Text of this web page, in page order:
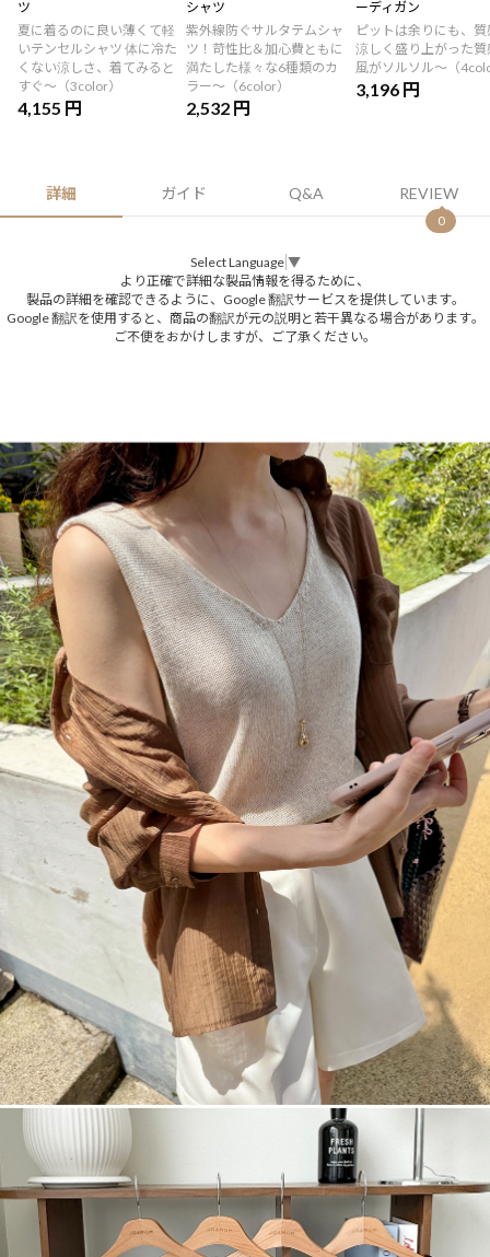
ツ
夏に着るのに良い薄くて軽
いテンセルシャツ 体に冷た
くない涼しさ、着てみると
すぐ〜（3color）
4,155 円
シャツ
紫外線防ぐサルタテムシャ
ツ！苛性比＆加心費ともに
満たした様々な6種類のカ
ラー〜（6color）
2,532 円
ーディガン
ピットは余りにも、質
涼しく盛り上がった質
風がソルソル〜（
3,196 円
詳細 ガイド Q&A REVIEW
0
Select Language ▼
より正確で詳細な製品情報を得るために、
製品の詳細を確認できるように、Google 翻訳サービスを提供しています。
Google 翻訳を使用すると、商品の翻訳が元の説明と若干異なる場合があります。
ご不便をおかけしますが、ご了承ください。